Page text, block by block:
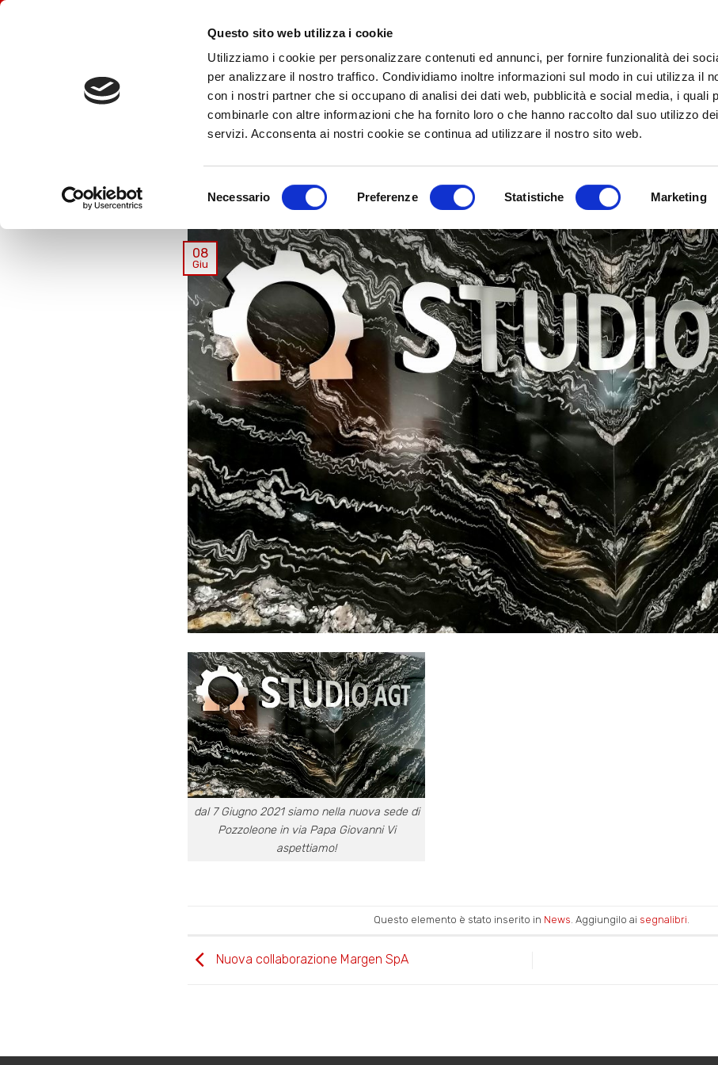
Questo sito web utilizza i cookie
Utilizziamo i cookie per personalizzare contenuti ed annunci, per fornire funzionalità dei
per analizzare il nostro traffico. Condividiamo inoltre informazioni sul modo in cui utilizza il
con i nostri partner che si occupano di analisi dei dati web, pubblicità e social media, i quali
combinarle con altre informazioni che ha fornito loro o che hanno raccolto dal suo utilizzo
servizi. Acconsenta ai nostri cookie se continua ad utilizzare il nostro sito web.
del
Necessario Preferenze Statistiche Marketing
Skip
HOME CHI SIAMO SERVIZI OFFERTI LAVORI ESEGUITI NEWS CONTATTI
NEWS
Inaugurata la nuova sede
PUBBLICATO IL GIULIANO ARTONI
08
Giu
dal 7 Giugno 2021 siamo nella nuova sede di
Pozzoleone in via Papa Giovanni Vi
aspettiamo!
Questo elemento è stato inserito in News . Aggiungilo ai segnalibri
Nuova collaborazione Margen SpA